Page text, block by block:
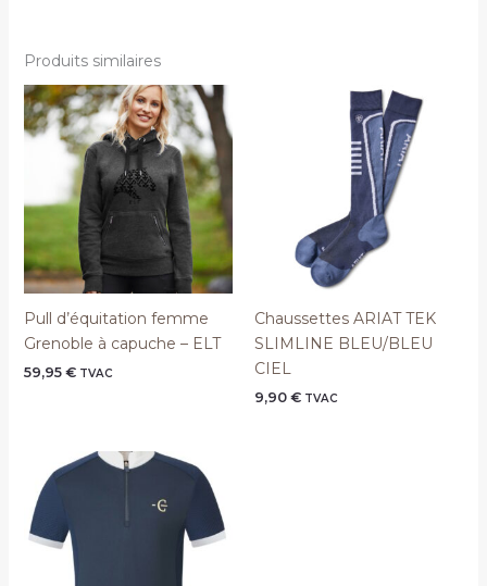
Produits similaires
Pull d’équitation femme
Grenoble à capuche – ELT
59,95 € TVAC
Chaussettes ARIAT TEK
SLIMLINE BLEU/BLEU
CIEL
9,90 € TVAC